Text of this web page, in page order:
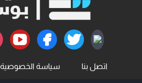
اتصل بنا سياسة الخصوصية